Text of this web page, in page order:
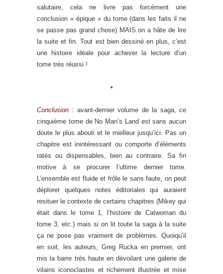
salutaire, cela ne livre pas forcément une
conclusion « épique » du tome (dans les faits il ne
se passe pas grand chose) MAIS on a hâte de lire
la suite et fin. Tout est bien dessiné en plus, c’est
une histoire idéale pour achever la lecture d’un
tome très réussi !
•
Conclusion : avant-dernier volume de la saga, ce
cinquième tome de No Man’s Land est sans aucun
doute le plus abouti et le meilleur jusqu’ici. Pas un
chapitre est inintéressant ou comporte d’éléments
ratés ou dispensables, bien au contraire. Sa fin
motive à se procurer l’ultime dernier tome.
L’ensemble est fluide et frôle le sans faute, on peut
déplorer quelques notes éditoriales qui auraient
resituer le contexte de certains chapitres (Mikey qui
était dans le tome 1, l’histoire de Catwoman du
tome 3, etc.) mais si on lit toute la saga à la suite
ça ne pose pas vraiment de problèmes. Quoiqu’il
en soit, les auteurs, Greg Rucka en premier, ont
mis la barre très haute en dévoilant une galerie de
vilains iconoclastes et richement illustrée et mise